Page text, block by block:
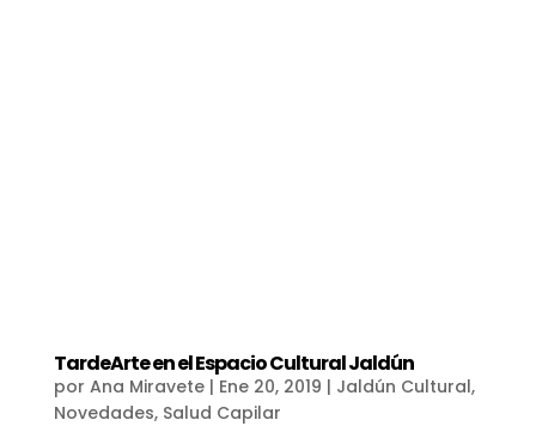
TardeArte en el Espacio Cultural Jaldún
por Ana Miravete| Ene 20, 2019 | Jaldún Cultural,
Novedades, Salud Capilar